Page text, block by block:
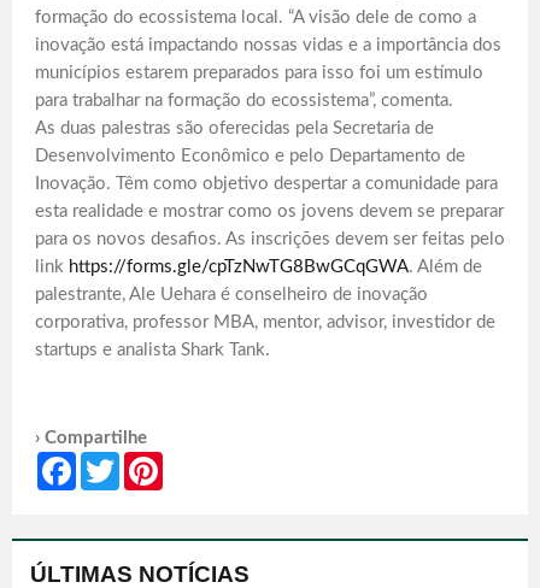
formação do ecossistema local. “A visão dele de como a
inovação está impactando nossas vidas e a importância dos
municípios estarem preparados para isso foi um estímulo
para trabalhar na formação do ecossistema”, comenta.
As duas palestras são oferecidas pela Secretaria de
Desenvolvimento Econômico e pelo Departamento de
Inovação. Têm como objetivo despertar a comunidade para
esta realidade e mostrar como os jovens devem se preparar
para os novos desafios. As inscrições devem ser feitas pelo
link https://forms.gle/cpTzNwTG8BwGCqGWA. Além de
palestrante, Ale Uehara é conselheiro de inovação
corporativa, professor MBA, mentor, advisor, investidor de
startups e analista Shark Tank.
› Compartilhe
Facebook
Twitter
ÚLTIMAS NOTÍCIAS